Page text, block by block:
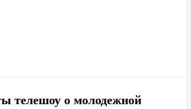
телешоу о молодежной